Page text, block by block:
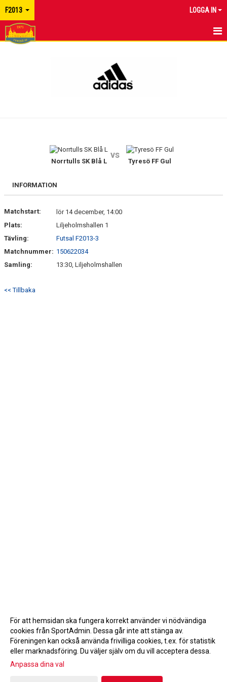
F2013 LOGGA IN
Norrtulls SK Blå L
vs
Tyresö FF Gul
INFORMATION
Matchstart:
lör 14 december, 14:00
Plats:
Liljeholmshallen 1
Tävling:
Futsal F2013-3
Matchnummer: 150622034
Samling:
13:30, Liljeholmshallen
<< Tillbaka
Gå till Webbversion
För att hemsidan ska fungera korrekt använder vi nödvändiga
cookies från SportAdmin. Dessa går inte att stänga av.
Föreningen kan också använda frivilliga cookies, t.ex. för statistik
eller marknadsföring. Du väljer själv om du vill acceptera dessa.
Anpassa dina val